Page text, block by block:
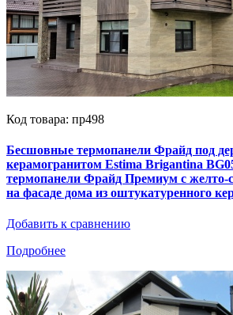
Код товара: пр498
Бесшовные термопанели Фрайд под
керамогранитом Estima Brigantina
термопанели Фрайд Премиум с желто-
на фасаде дома из оштукатуренного
Добавить к сравнению
Подробнее